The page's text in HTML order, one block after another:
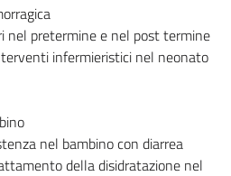
nel pretermine e nel post termine
infermieristici nel neonato
nel bambino con diarrea
della disidratazione nel